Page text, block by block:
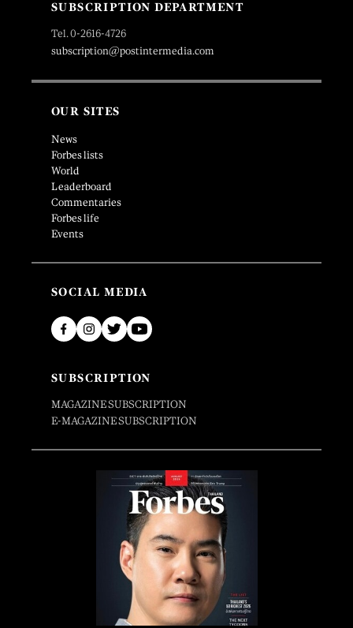
SUBSCRIPTION DEPARTMENT
Tel. 0-2616-4726
subscription@postintermedia.com
OUR SITES
News
Forbes lists
World
Leaderboard
Commentaries
Forbes life
Events
SOCIAL MEDIA
SUBSCRIPTION
MAGAZINE SUBSCRIPTION
E-MAGAZINE SUBSCRIPTION